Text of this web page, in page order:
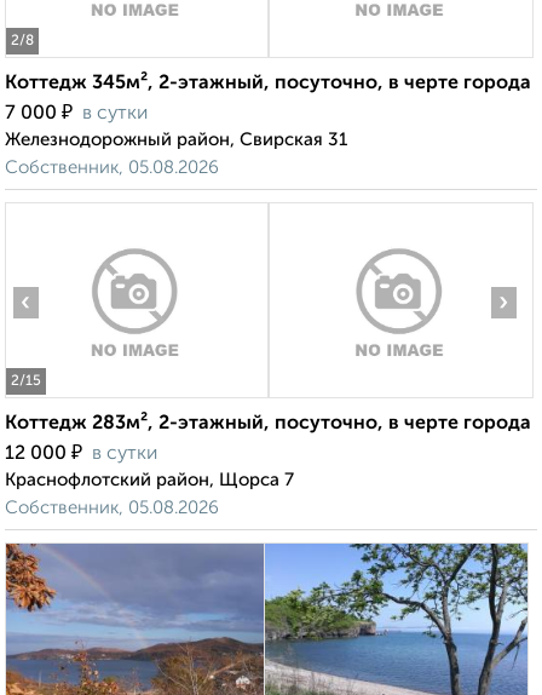
2/8
Коттедж 345м², 2-этажный, посуточно, в черте города
7 000 ₽ в сутки
Железнодорожный район, Свирская 31
Собственник, 05.08.2026
2/15
‹ ›
Коттедж 283м², 2-этажный, посуточно, в черте города
12 000 ₽ в сутки
Краснофлотский район, Щорса 7
Собственник, 05.08.2026